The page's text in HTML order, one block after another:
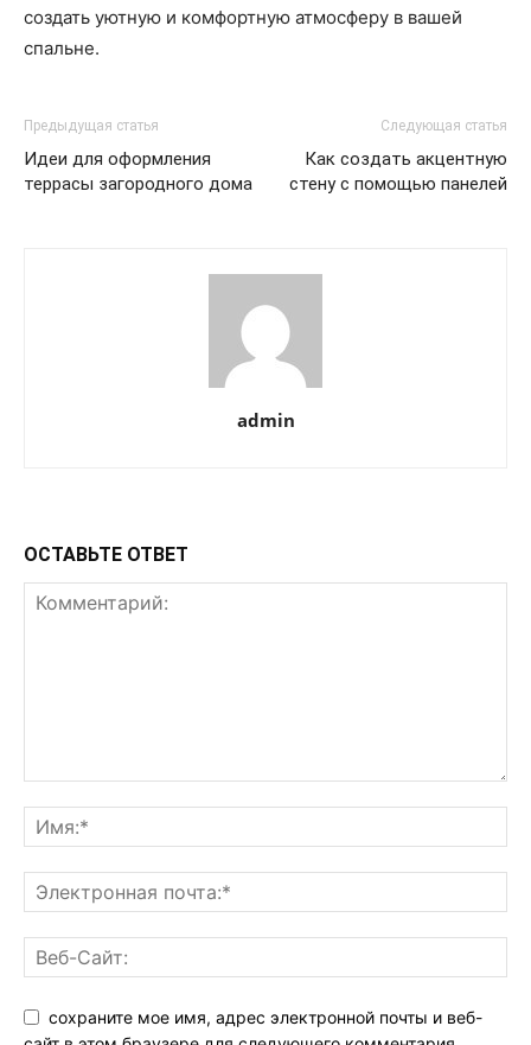
создать уютную и комфортную атмосферу в вашей
спальне.
Предыдущая статья
Идеи для оформления
террасы загородного дома
Следующая статья
Как создать акцентную
стену с помощью панелей
admin
ОСТАВЬТЕ ОТВЕТ
сохраните мое имя, адрес электронной почты и веб-